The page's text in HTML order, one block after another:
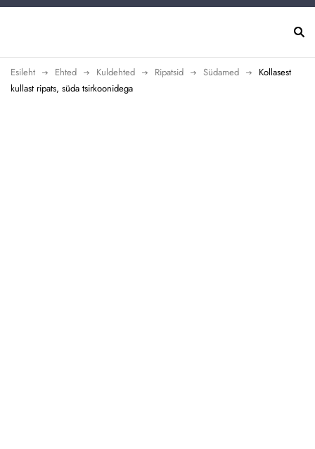
Esileht Ehted Kuldehted Ripatsid Südamed
Kollasest
kullast ripats, süda tsirkoonidega